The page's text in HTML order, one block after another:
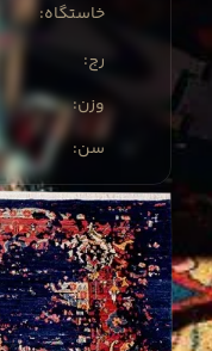
:خاستگاه
:رج
:وزن
:سن